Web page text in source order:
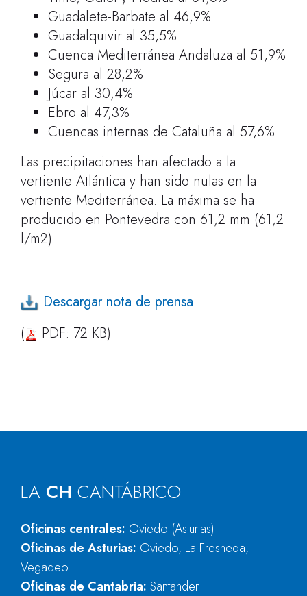
Guadalete-Barbate al 46,9%
Guadalquivir al 35,5%
Cuenca Mediterránea Andaluza al 51,9%
Segura al 28,2%
Júcar al 30,4%
Ebro al 47,3%
Cuencas internas de Cataluña al 57,6%
Las precipitaciones han afectado a la
vertiente Atlántica y han sido nulas en la
vertiente Mediterránea. La máxima se ha
producido en Pontevedra con 61,2 mm (61,2
l/m2).
Descargar nota de prensa
(
PDF: 72 KB)
LA CH CANTÁBRICO
Oficinas centrales: Oviedo (Asturias)
Oficinas de Asturias: Oviedo, La Fresneda,
Vegadeo
Oficinas de Cantabria: Santander